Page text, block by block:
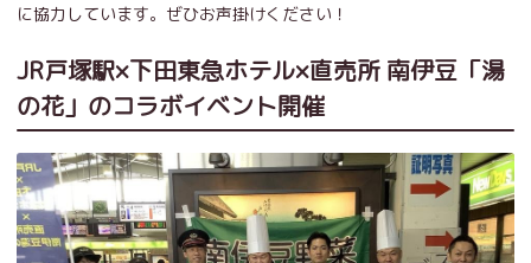
に協力しています。ぜひお声掛けください！
JR戸塚駅×下田東急ホテル×直売所 南伊豆「湯
の花」のコラボイベント開催